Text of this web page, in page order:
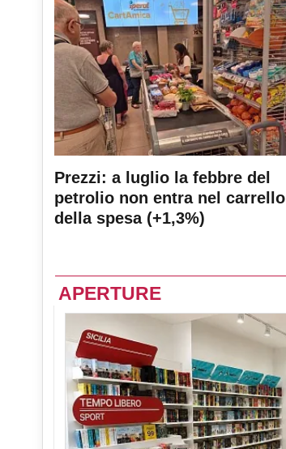
Prezzi: a luglio la febbre del
petrolio non entra nel carrello
della spesa (+1,3%)
APERTURE